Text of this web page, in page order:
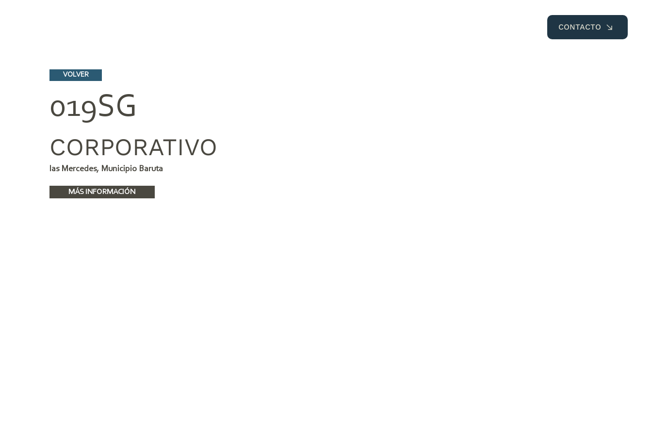
CONTACTO
VOLVER
019SG
CORPORATIVO
las Mercedes, Municipio Baruta
MÁS INFORMACIÓN